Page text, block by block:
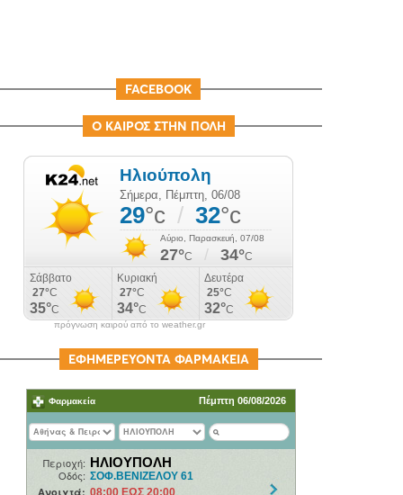
FACEBOOK
Ο ΚΑΙΡΟΣ ΣΤΗΝ ΠΟΛΗ
πρόγνωση καιρού από το weather.gr
ΕΦΗΜΕΡΕΥΟΝΤΑ ΦΑΡΜΑΚΕΙΑ